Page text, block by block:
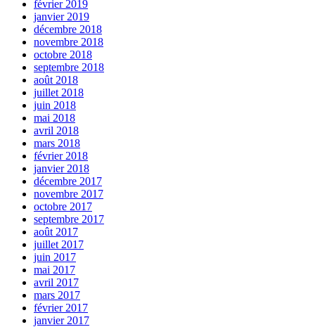
février 2019
janvier 2019
décembre 2018
novembre 2018
octobre 2018
septembre 2018
août 2018
juillet 2018
juin 2018
mai 2018
avril 2018
mars 2018
février 2018
janvier 2018
décembre 2017
novembre 2017
octobre 2017
septembre 2017
août 2017
juillet 2017
juin 2017
mai 2017
avril 2017
mars 2017
février 2017
janvier 2017